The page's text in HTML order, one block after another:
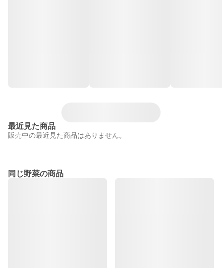
最近見た商品
販売中の最近見た商品はありません。
同じ野菜の商品